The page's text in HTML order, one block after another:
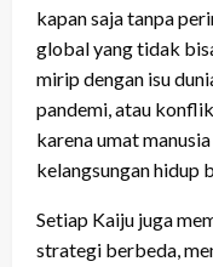
kapan saja tanpa
global yang tidak
mirip dengan isu
pandemi, atau
karena umat
kelangsungan hidup
Setiap Kaiju juga
strategi berbeda,